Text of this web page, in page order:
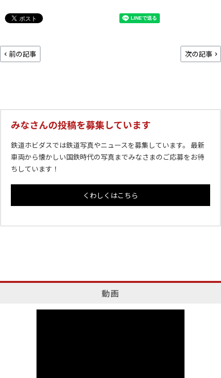
前の記事 次の記事
みなさんの投稿を募集しています
鉄道ホビダスでは鉄道写真やニュースを募集しています。 最新
車両から懐かしい国鉄時代の写真までみなさまのご応募をお待
ちしています！
くわしくはこちら
動画